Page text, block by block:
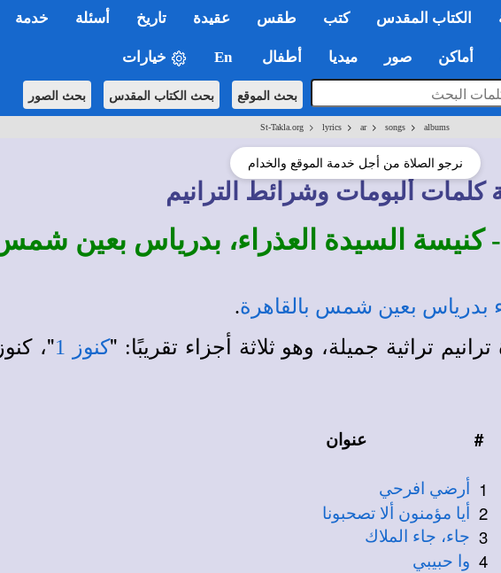
الكتاب المقدس كتب طقس عقيدة تاريخ أسئلة خدمة
أماكن صور ميديا أطفال En خيارات
بحث الموقع بحث الكتاب المقدس بحث الصور
St-Takla.org > lyrics > ar> songs > albums
نرجو الصلاة من أجل خدمة الموقع والخدام
كلمات ألبومات وشرائط الترانيم
بدرياس بعين شمس بالقاهرة.
"كنوز 1 "، كنوز 2"،
# عنوان
1 أرضي افرحي
2 أيا مؤمنون ألا تصحبونا
3 جاء، جاء الملاك
4 وا حبيبي